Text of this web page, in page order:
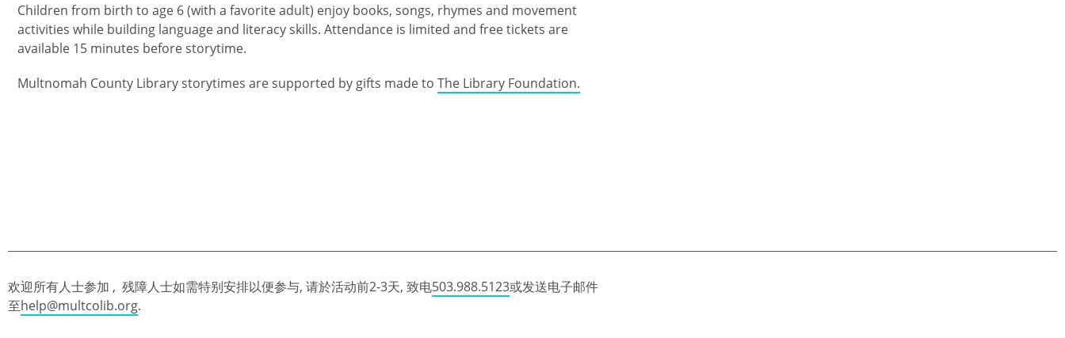
Children from birth to age 6 (with a favorite adult) enjoy books, songs, rhymes and movement
activities while building language and literacy skills. Attendance is limited and free tickets are
available 15 minutes before storytime.
Multnomah County Library storytimes are supported by gifts made to The Library Foundation.
欢迎所有人士参加 , 残障人士如需特别安排以便参与, 请於活动前2-3天, 致电503.988.5123或发送电子邮件
至help@multcolib.org.